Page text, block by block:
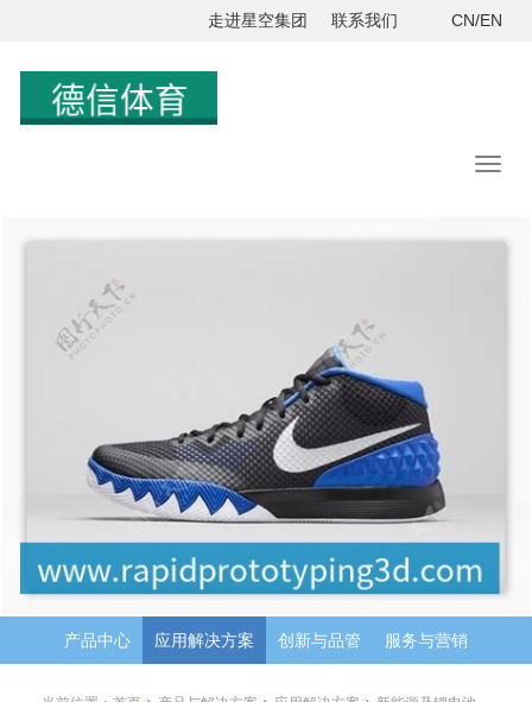
走进星空集团 联系我们 CN/EN
产品中心 应用解决方案 创新与品管 服务与营销